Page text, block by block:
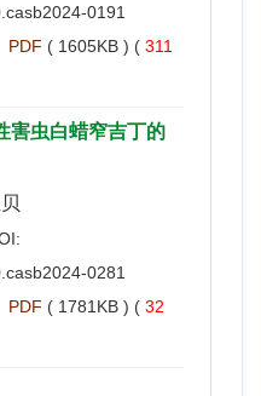
0191
PDF ( 1605KB ) ( 311
害虫白蜡窄吉丁的
0281
PDF ( 1781KB ) ( 32